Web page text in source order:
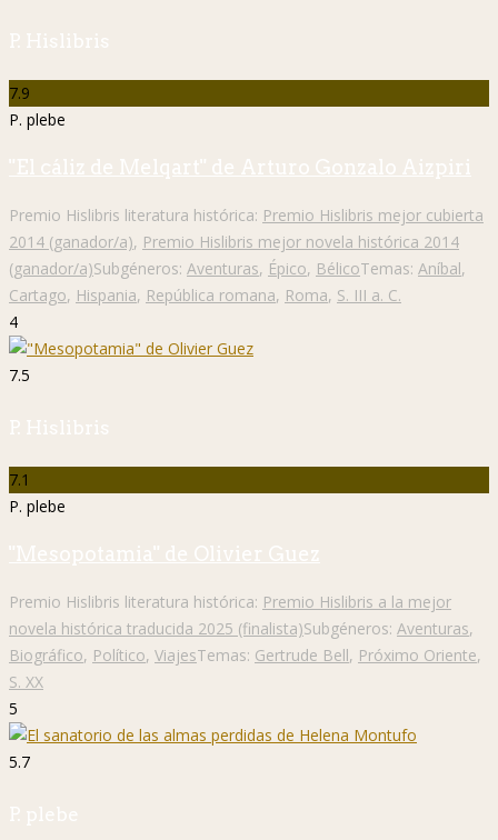
P. Hislibris
7.9
P. plebe
"El cáliz de Melqart" de Arturo Gonzalo Aizpiri
Premio Hislibris literatura histórica: Premio Hislibris mejor cubierta
2014 (ganador/a), Premio Hislibris mejor novela histórica 2014
(ganador/a)Subgéneros: Aventuras, Épico, BélicoTemas: Aníbal,
Cartago, Hispania, República romana, Roma, S. III a. C.
4
7.5
P. Hislibris
7.1
P. plebe
"Mesopotamia" de Olivier Guez
Premio Hislibris literatura histórica: Premio Hislibris a la mejor
novela histórica traducida 2025 (finalista)Subgéneros: Aventuras,
Biográfico, Político, ViajesTemas: Gertrude Bell, Próximo Oriente,
S. XX
5
5.7
P. plebe